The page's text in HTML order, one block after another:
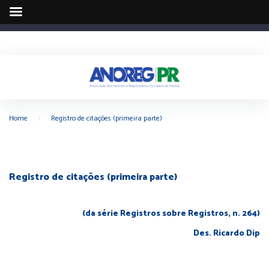
Home Registro de citações (primeira parte)
Registro de citações (primeira parte)
(da série Registros sobre Registros, n. 264)
Des. Ricardo Dip